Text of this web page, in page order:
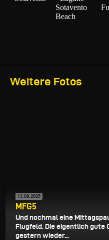
Weitere Fotos
13.08.2025
MFG5
Und nochmal eine
Flugfeld. Die eigentlich
gestern wieder...